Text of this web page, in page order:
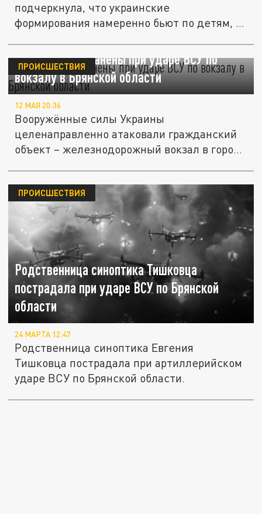
подчеркнула, что украинские
формирования намеренно бьют по детям, и
Два человека ранены при ударе ВСУ по
вокзалу в Брянской области
ПРОИСШЕСТВИЯ
12 МАЯ 20:36
Вооружённые силы Украины
целенаправленно атаковали гражданский
объект – железнодорожный вокзал в городе
Родственница синоптика Тишковца
пострадала при ударе ВСУ по Брянской
области
ПРОИСШЕСТВИЯ
24 МАРТА 12:47
Родственница синоптика Евгения
Тишковца пострадала при артиллерийском
ударе ВСУ по Брянской области.